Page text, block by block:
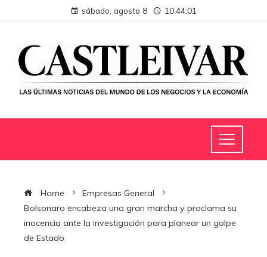
sábado, agosto 8 10:44:02
Home
Empresas General
Bolsonaro encabeza una gran marcha y proclama su
inocencia ante la investigación para planear un golpe
de Estado